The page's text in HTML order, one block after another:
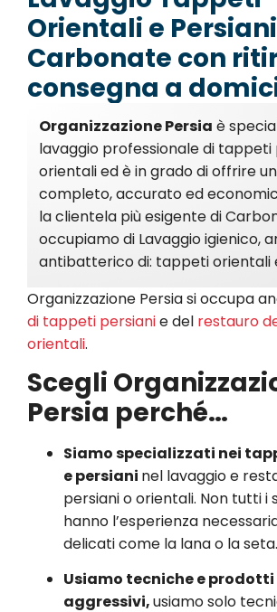
Orientali e
Carbonate con
consegna a
Organizzazione Persia è
lavaggio professionale di tappeti
orientali ed è in grado di offrire
completo, accurato ed
la clientela più esigente di
occupiamo di Lavaggio igienico,
antibatterico di: tappeti orientali
Organizzazione Persia si occupa
di tappeti persianie del restauro
orientali.
Scegli
Persia perché…
Siamo specializzati nei
e persiani nel lavaggio e
persiani o orientali. Non tutti i
hanno l’esperienza
delicati come la lana o la seta.
Usiamo tecniche e prodotti
aggressivi,usiamo solo